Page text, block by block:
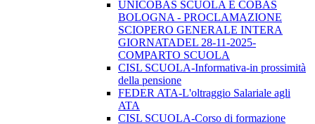
UNICOBAS SCUOLA E COBAS
BOLOGNA - PROCLAMAZIONE
SCIOPERO GENERALE INTERA
GIORNATADEL 28-11-2025-
COMPARTO SCUOLA
CISL SCUOLA-Informativa-in prossimità
della pensione
FEDER ATA-L'oltraggio Salariale agli
ATA
CISL SCUOLA-Corso di formazione